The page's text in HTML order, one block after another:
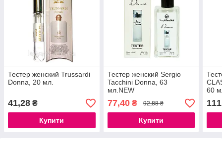
Тестер женский Trussardi
Donna, 20 мл.
41,28 ₴
Купити
Тестер женский Sergio
Tacchini Donna, 63
мл.NEW
77,40₴ 92,88 ₴
Купити
60